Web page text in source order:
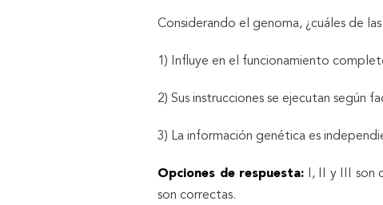
Considerando el genoma, ¿cuáles de
1) Influye en el funcionamiento
2) Sus instrucciones se ejecutan según
3) La información genética es
Opciones de respuesta: I, II y III son
son correctas.